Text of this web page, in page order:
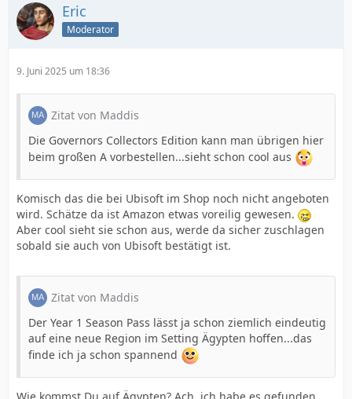
Eric
Moderator
9. Juni 2025 um 18:36
Zitat von Maddis
Die Governors Collectors Edition kann man übrigen hier
beim großen A vorbestellen...sieht schon cool aus
Komisch das die bei Ubisoft im Shop noch nicht angeboten
wird. Schätze da ist Amazon etwas voreilig gewesen.
Aber cool sieht sie schon aus, werde da sicher zuschlagen
sobald sie auch von Ubisoft bestätigt ist.
Zitat von Maddis
Der Year 1 Season Pass lässt ja schon ziemlich eindeutig
auf eine neue Region im Setting Ägypten hoffen...das
finde ich ja schon spannend